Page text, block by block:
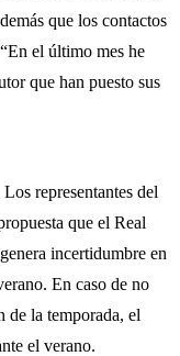
que los contactos
el último mes he
que han puesto sus
representantes del
que el Real
incertidumbre en
En caso de no
de la temporada, el
el verano.